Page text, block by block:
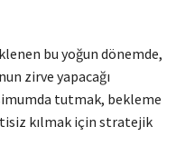
bu yoğun dönemde,
zirve yapacağı
tutmak, bekleme
kılmak için stratejik